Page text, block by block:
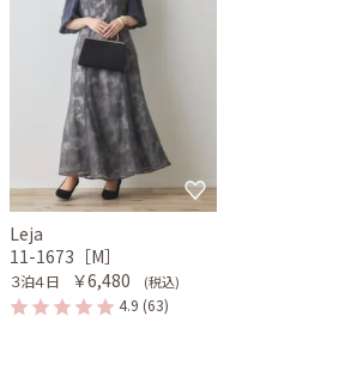
Leja
11-1673［M］
３泊４日 ￥6,480 (税込)
4.9 (63)